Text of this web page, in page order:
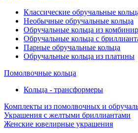
Классические обручальные
Необычные обручальные кольца
Обручальные кольца из
Обручальные кольца с
Парные обручальные кольца
Обручальные кольца из платины
Помолвочные кольца
Кольца - трансформеры
Комплекты из помолвочных и
Украшения с желтыми бриллиантами
Женские ювелирные украшения